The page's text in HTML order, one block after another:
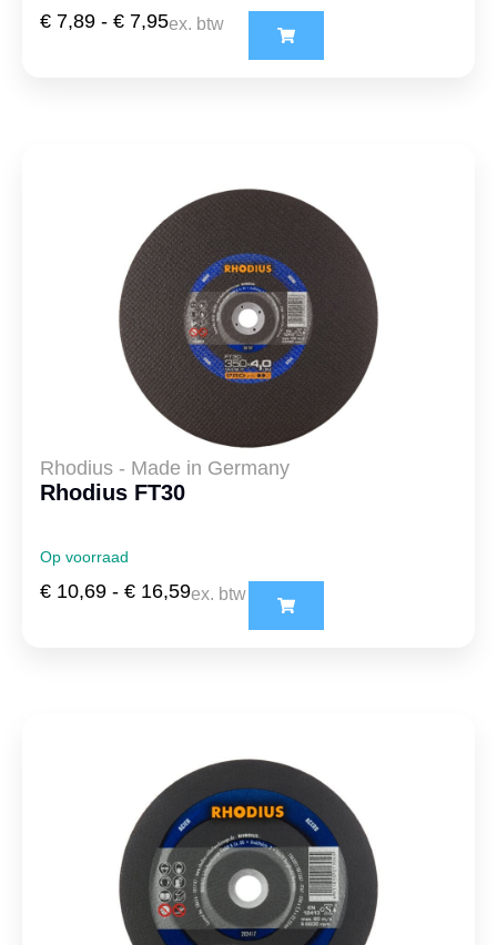
€ 7,89 - € 7,95ex. btw
Rhodius - Made in Germany
Rhodius FT30
Op voorraad
€ 10,69 - € 16,59ex. btw